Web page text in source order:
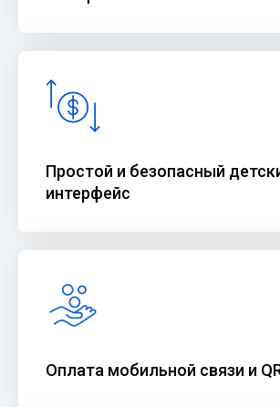
Простой и безопасный
интерфейс
Оплата мобильной связи и